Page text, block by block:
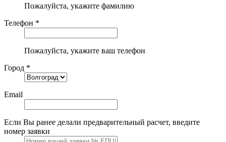
Пожалуйста, укажите фамилию
Телефон *
Пожалуйста, укажите ваш телефон
Город *
Email
Если Вы ранее делали предварительный расчет, введите
номер заявки